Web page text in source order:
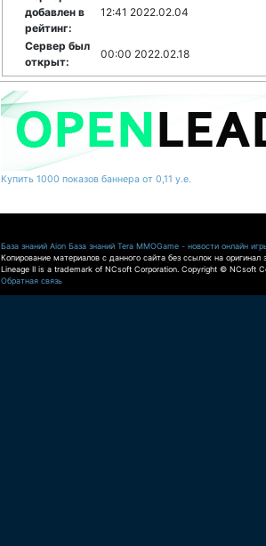
добавлен в
рейтинг:
12:41 2022.02.04
Сервер был
открыт:
00:00 2022.02.18
Купить 1000 показов баннера от 0,11 у.е.
База знаний Aion База знаний Tera MMOGame - новости онлайн
Копирование материалов с данного сайта без ссылок на оригинал
Lineage II is a trademark of NCsoft Corporation. Copyright © NCsoft
Обратная связь